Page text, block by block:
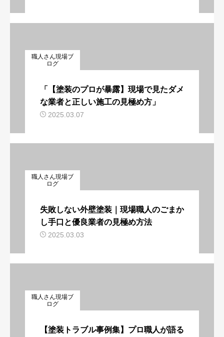
職人さん現場ブ
ログ
「【塗装のプロが暴露】現場で見たダメ
な業者と正しい施工の見極め方」
2025.03.07
職人さん現場ブ
ログ
失敗しない外壁塗装｜現場職人のごまか
し手口と優良業者の見極め方法
2025.03.03
職人さん現場ブ
ログ
【塗装トラブル事例集】プロ職人が語る